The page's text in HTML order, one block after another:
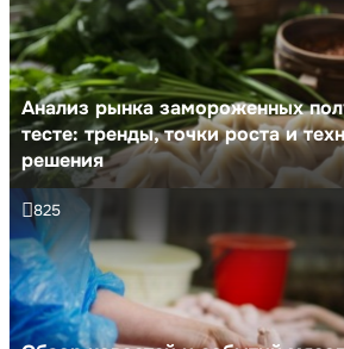
Анализ рынка замороженных
тесте: тренды, точки роста и
решения
825